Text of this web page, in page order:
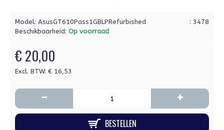
: 3478
Model: AsusGT610Pass1GBLPRefurbished
Beschikbaarheid: Op voorraad
€ 20,00
Excl. BTW: € 16,53
- +
BESTELLEN